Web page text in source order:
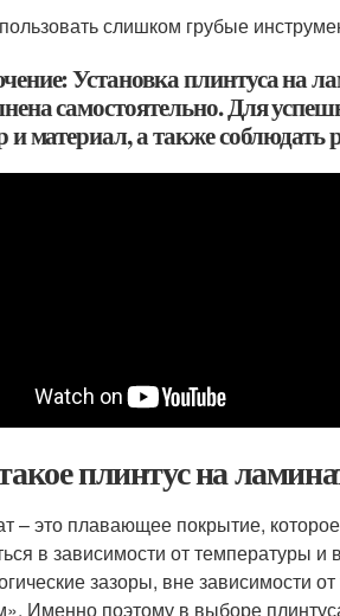
слишком грубые
Установка плинтуса на
самостоятельно. Для
и материал, а также соблюдать
плинтус на
– это плавающее покрытие,
в зависимости от температуры
зазоры, вне зависимости
Именно поэтому в выборе